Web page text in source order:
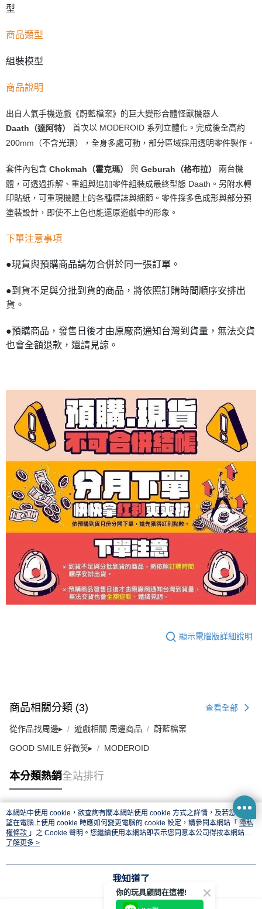
型
商品類型
組裝模型
商品說明
出自人氣手機遊戲《蔚藍檔案》的巨大變形合體怪獸機器人
Daath（達阿特）
首次以 MODEROID 系列立體化。完成後全高約
200mm（不含光環），全身多處可動，部分區域採用透明零件製作。
套件內包含 Chokmah（霍克瑪） 與 Geburah（格布拉）
兩台機
體，可透過拆解、重組與追加零件組裝成最終型態 Daath。另附水轉
印貼紙，可重現機體上的各種標誌與細節。零件採多色成形與部分預
塗裝設計，即使不上色也能還原遊戲中的形象。
下單注意事項
●現貨與預購商品請勿合併於同一張訂單。
●到貨不足與分批到貨的商品，將依照訂購時間順序安排出
貨。
●預購商品，發售日後才由原廠商通知台灣到貨量，無法交貨
也會全額退款，還請見諒。
顯示電腦版詳細說明
商品相關分類 (3) 查看全部
從作品找周邊▸ 遊戲相關 周邊商品 蔚藍檔案
GOOD SMILE 好微笑▸ MODEROID
本分類熱銷全站排行
熱門標籤
本網站中使用 cookie，欲查詢有關本網站使用 cookie 方式之詳情，及若您不希
望在電腦上使用 cookie 時應如何變更電腦的 cookie 設定，請參閱本網站「 隱私
權條款 」之 Cookie 聲明。您繼續使用本網站即表示您同意本公司得按本網站使
用條款之 Cookie 聲明使用 cookie。
了解更多 >
我知道了
你的玩具顧問在這裡!